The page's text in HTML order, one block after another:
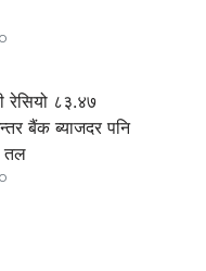
रेसियो ८३.४७
बैंक ब्याजदर पनि
तल